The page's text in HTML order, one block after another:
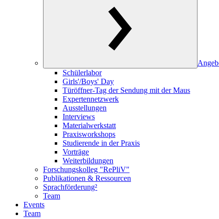
Schülerlabor
Girls'/Boys' Day
Türöffner-Tag der Sendung mit der Maus
Expertennetzwerk
Ausstellungen
Interviews
Materialwerkstatt
Praxisworkshops
Studierende in der Praxis
Vorträge
Weiterbildungen
Forschungskolleg "RePliV"
Publikationen & Ressourcen
Sprachförderung²
Team
Events
Team